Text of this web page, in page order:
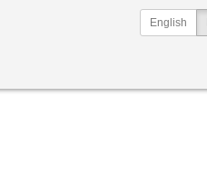
English